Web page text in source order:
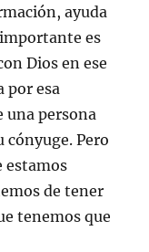
ayuda
es
Dios en ese
por esa
una persona
cónyuge. Pero
estamos
de tener
tenemos que